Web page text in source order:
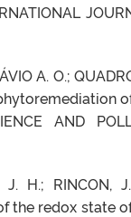
A. O.;
AND
J. H.; RINCON,
of the redox state